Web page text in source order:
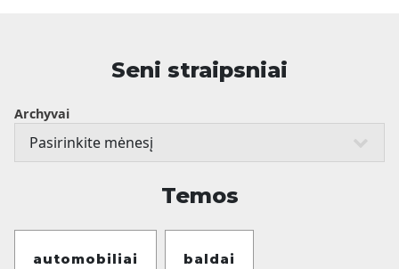
Seni straipsniai
Archyvai
Temos
automobiliai baldai